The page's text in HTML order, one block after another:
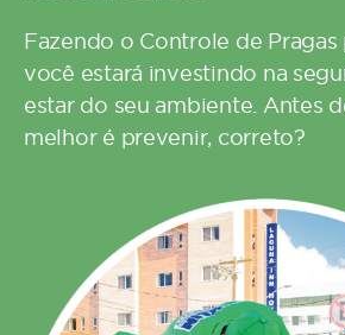
Fazendo o Controle de
você estará investindo na
estar do seu ambiente. Antes
melhor é prevenir, correto?